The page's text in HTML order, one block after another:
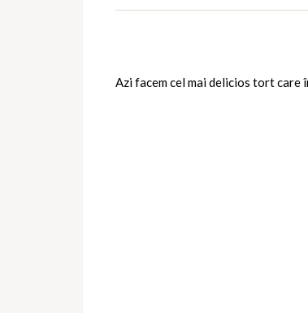
Azi facem cel mai delicios tort care